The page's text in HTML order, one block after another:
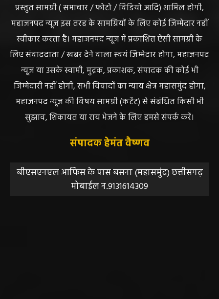
प्रस्तुत सामग्री ( समाचार / फोटो / विडियो आदि) शामिल होगी,
महाजनपद न्यूज इस तरह के सामग्रियों के लिए कोई जिम्मेदार नहीं
स्वीकार करता है। महाजनपद न्यूज में प्रकाशित ऐसी सामग्री के
लिए संवाददाता / खबर देने वाला स्वयं जिम्मेदार होगा, महाजनपद
न्यूज या उसके स्वामी, मुद्रक, प्रकाशक, संपादक की कोई भी
जिम्मेदारी नहीं होगी, सभी विवादों का न्याय क्षेत्र महासमुंद होगा,
महाजनपद न्यूज की विषय सामग्री (कटेंट) से संबंधित किसी भी
सुझाव, शिकायत या राय भेजने के लिए हमसे संपर्क करें।
संपादक हेमंत वैष्णव
बीएसएनएल आफिस के पास बसना (महासमुंद) छत्तीसगढ़
मोबाईल न.9131614309